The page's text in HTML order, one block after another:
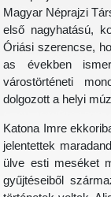
Magyar Néprajzi
első nagyhatású,
Óriási szerencse,
as években
várostörténeti
dolgozott a helyi
Katona Imre
jelentettek
ülve esti meséket
gyűjtéseiből